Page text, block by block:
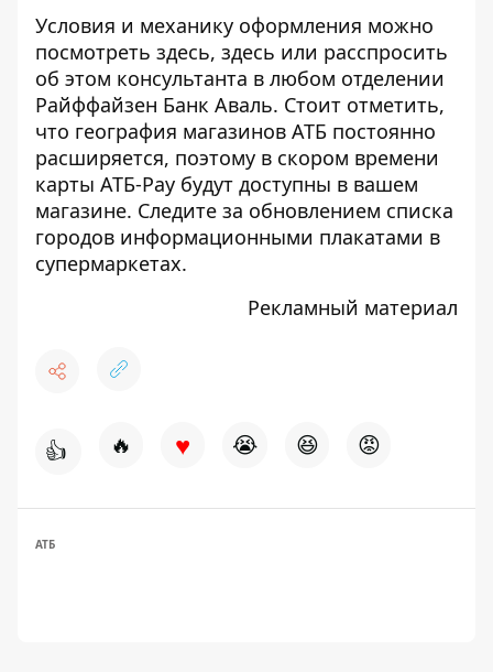
Условия и механику оформления можно
посмотреть здесь, здесь или расспросить
об этом консультанта в любом отделении
Райффайзен Банк Аваль. Стоит отметить,
что география магазинов АТБ постоянно
расширяется, поэтому в скором времени
карты АТБ-Pay будут доступны в вашем
магазине. Следите за обновлением списка
городов информационными плакатами в
супермаркетах.
Рекламный материал
👍 🔥 ♥ 😭 😆 😡
АТБ